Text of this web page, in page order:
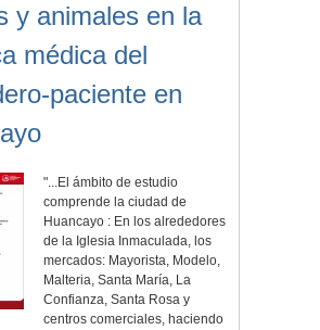
y animales en la
médica del
paciente en
"...El ámbito de estudio
comprende la ciudad de
Huancayo : En los alrededores
de la Iglesia Inmaculada, los
mercados: Mayorista, Modelo,
Malteria, Santa María, La
Confianza, Santa Rosa y
centros comerciales, haciendo